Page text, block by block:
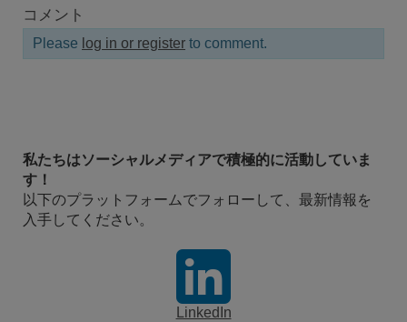
コメント
Please log in or register to comment.
私たちはソーシャルメディアで積極的に活動していま
す！
以下のプラットフォームでフォローして、最新情報を
入手してください。
LinkedIn